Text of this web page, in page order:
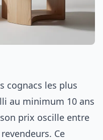
cognacs les plus
au minimum 10 ans
prix oscille entre
Ce